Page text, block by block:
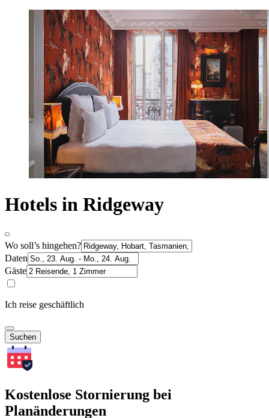
Hotels in Ridgeway
Wo soll’s hingehen?
Daten
Gäste
Ich reise geschäftlich
Suchen
Kostenlose Stornierung bei
Planänderungen